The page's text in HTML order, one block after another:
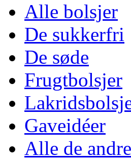
Alle bolsjer
De sukkerfri
De søde
Frugtbolsjer
Gaveidéer
Alle de andre